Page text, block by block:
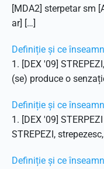
[MDA2] sterpetar sm
ar] […]
Definiție și ce
1. [DEX '09]
(se) produce o
Definiție și ce
1. [DEX '09]
STREPEZI,
Definiție și ce